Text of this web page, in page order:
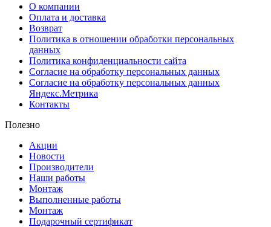
О компании
Оплата и доставка
Возврат
Политика в отношении обработки персональных
данных
Политика конфиденциальности сайта
Согласие на обработку персональных данных
Согласие на обработку персональных данных
Яндекс.Метрика
Контакты
Полезно
Акции
Новости
Производители
Наши работы
Монтаж
Выполненные работы
Монтаж
Подарочный сертификат